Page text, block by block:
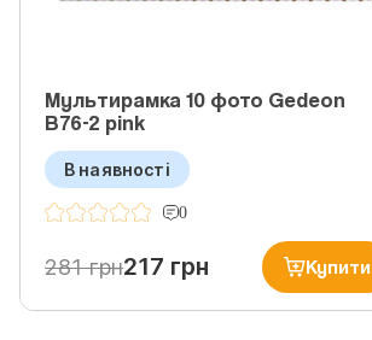
Мультирамка 10 фото Gedeon
B76-2 pink
В наявності
0
281 грн217 грн Купити